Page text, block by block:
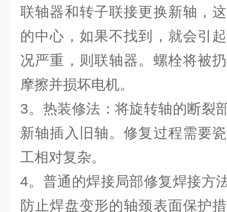
联轴器和转子联接更换新轴，
的中心，如果不找到，就会引
况严重，则联轴器。螺栓将被
摩擦并损坏电机。
3。热装修法：将旋转轴的断裂
新轴插入旧轴。修复过程需要
工相对复杂。
4。普通的焊接局部修复焊接方
防止焊盘变形的轴颈表面保护